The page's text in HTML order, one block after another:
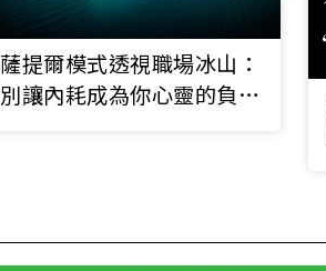
薩提爾模式透視職場冰山：
別讓內耗成為你心靈的負資